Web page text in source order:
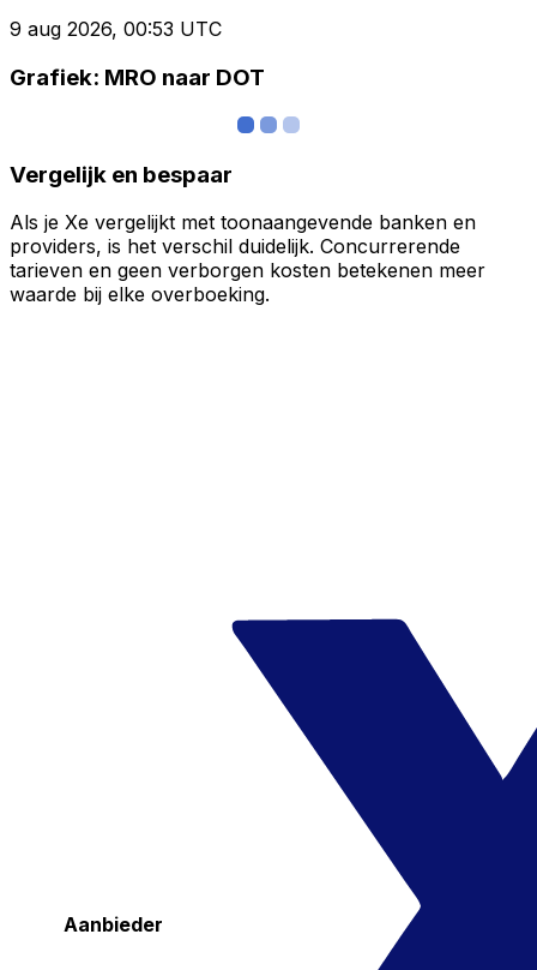
9 aug 2026, 00:53 UTC
Grafiek: MRO naar DOT
Vergelijk en bespaar
Als je Xe vergelijkt met toonaangevende banken en
providers, is het verschil duidelijk. Concurrerende
tarieven en geen verborgen kosten betekenen meer
waarde bij elke overboeking.
Aanbieder